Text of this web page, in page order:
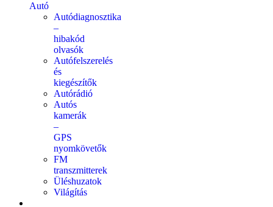
Autó
Autódiagnosztika
–
hibakód
olvasók
Autófelszerelés
és
kiegészítők
Autórádió
Autós
kamerák
–
GPS
nyomkövetők
FM
transzmitterek
Üléshuzatok
Világítás